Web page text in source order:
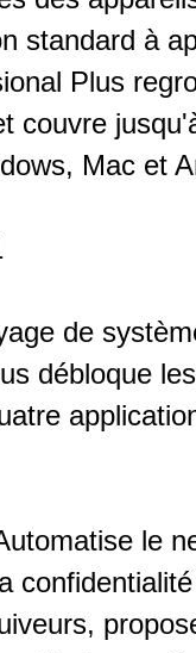
standard à
Plus
couvre
Mac et
de
débloque
le